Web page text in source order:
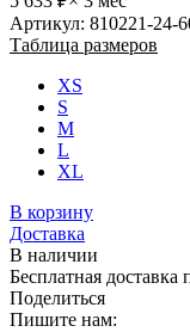
Артикул: 810221-24-
Таблица размеров
XS
S
M
L
XL
В корзину
Доставка
В наличии
Бесплатная
Поделиться
Пишите нам: